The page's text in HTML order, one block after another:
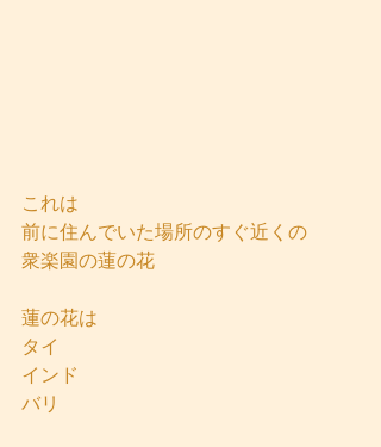
これは
前に住んでいた場所のすぐ近くの
衆楽園の蓮の花
蓮の花は
タイ
インド
バリ